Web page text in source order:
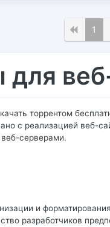
1
торрентом
с реализацией веб-
серверами.
и
разработчиков